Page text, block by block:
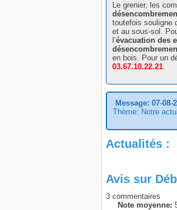
Le grenier, les
toutefois souligne
et au sous-sol.
l’évacuation des
en bois. Pour un
03.67.10.22.21.
Message: 07-08-
Thème: Notre
Actualités :
Avis sur
3 commentaires
Note moyenne: